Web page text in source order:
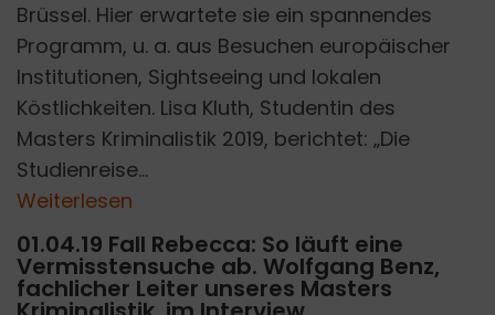
Brüssel. Hier erwartete sie ein spannendes
Programm, u. a. aus Besuchen europäischer
Institutionen, Sightseeing und lokalen
Köstlichkeiten. Lisa Kluth, Studentin des
Masters Kriminalistik 2019, berichtet: „Die
Studienreise...
Weiterlesen
01.04.19 Fall Rebecca: So läuft eine
Vermisstensuche ab. Wolfgang Benz,
fachlicher Leiter unseres Masters